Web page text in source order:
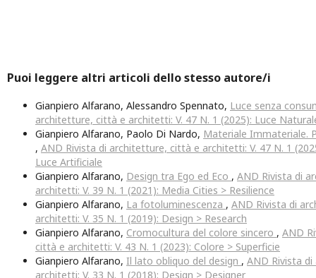
Puoi leggere altri articoli dello stesso autore/i
Gianpiero Alfarano, Alessandro Spennato, Luce senza
architetture, città e architetti: V. 47 N. 1 (2025): Luce
Gianpiero Alfarano, Paolo Di Nardo, Materiale Immateriale.
, AND Rivista di architetture, città e architetti: V. 47 N. 1
Luce Artificiale
Gianpiero Alfarano, Design tra Ego ed Eco , AND Rivista di
architetti: V. 39 N. 1 (2021): Media Cities > Resilience
Gianpiero Alfarano, La fotoluminescenza , AND Rivista di
architetti: V. 35 N. 1 (2019): Design > Research
Gianpiero Alfarano, Cromocultura del colore sincero , AND
città e architetti: V. 43 N. 1 (2023): Colore > Superficie
Gianpiero Alfarano, Il lato obliquo del design , AND Rivista
architetti: V. 33 N. 1 (2018): Design > Designer